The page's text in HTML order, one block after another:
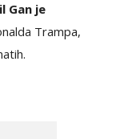
Gan je
Trampa,